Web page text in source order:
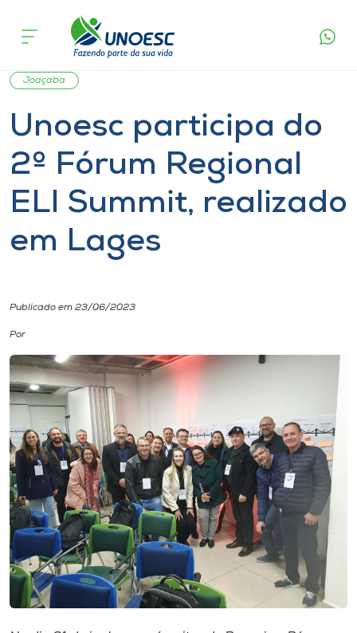
Cursos
Onde estamos
Pesquisa
Atendimento ao Estudante
Portal de Ensino
Unoesc
I.nova
Diplomados
Cultura
CPA
Biblioteca
Editora
acontece
Notícia de evento
Joaçaba
Unoesc participa do
2º Fórum Regional
ELI Summit, realizado
em Lages
Publicado em 23/06/2023
Por